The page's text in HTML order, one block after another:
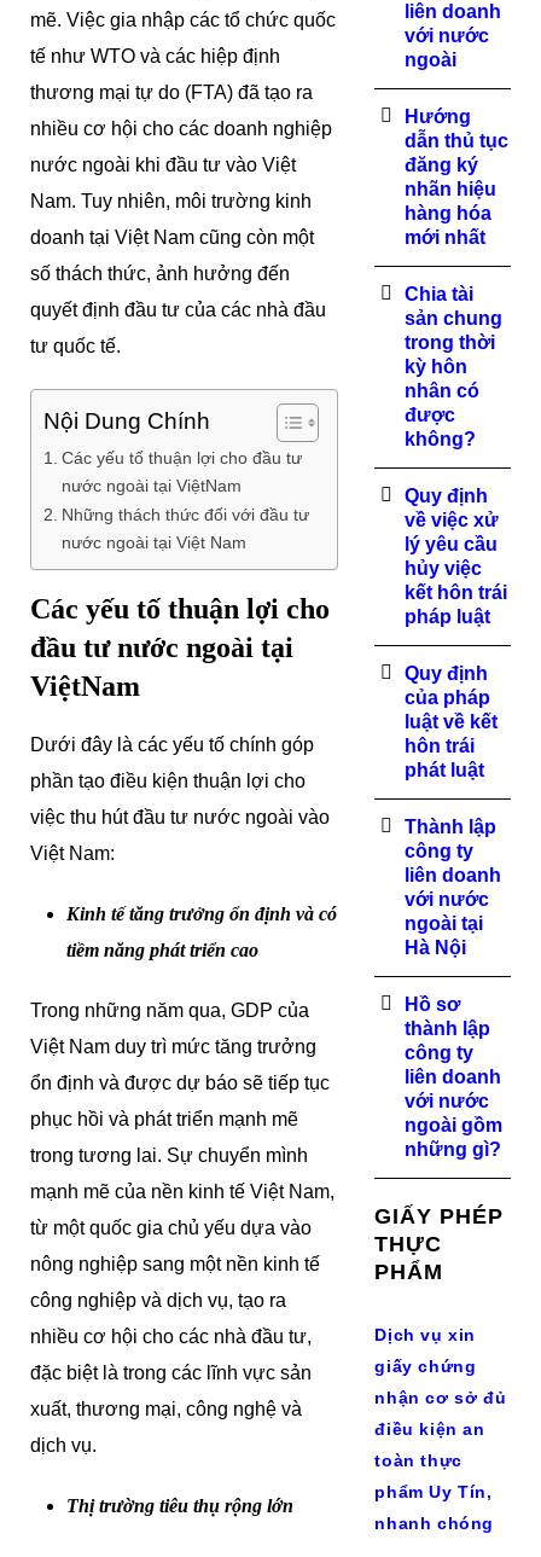
mẽ. Việc gia nhập các tổ chức quốc
tế như WTO và các hiệp định
thương mại tự do (FTA) đã tạo ra
nhiều cơ hội cho các doanh nghiệp
nước ngoài khi đầu tư vào Việt
Nam. Tuy nhiên, môi trường kinh
doanh tại Việt Nam cũng còn một
số thách thức, ảnh hưởng đến
quyết định đầu tư của các nhà đầu
tư quốc tế.
Nội Dung Chính
Các yếu tố thuận lợi cho đầu tư
nước ngoài tại ViệtNam
Những thách thức đối với đầu tư
nước ngoài tại Việt Nam
Các yếu tố thuận lợi cho
đầu tư nước ngoài tại
ViệtNam
Dưới đây là các yếu tố chính góp
phần tạo điều kiện thuận lợi cho
việc thu hút đầu tư nước ngoài vào
Việt Nam:
Kinh tế tăng trưởng ổn định và có
tiềm năng phát triển cao
Trong những năm qua, GDP của
Việt Nam duy trì mức tăng trưởng
ổn định và được dự báo sẽ tiếp tục
phục hồi và phát triển mạnh mẽ
trong tương lai. Sự chuyển mình
mạnh mẽ của nền kinh tế Việt Nam,
từ một quốc gia chủ yếu dựa vào
nông nghiệp sang một nền kinh tế
công nghiệp và dịch vụ, tạo ra
nhiều cơ hội cho các nhà đầu tư,
đặc biệt là trong các lĩnh vực sản
xuất, thương mại, công nghệ và
dịch vụ.
Thị trường tiêu thụ rộng lớn
liên doanh
với nước
ngoài
Hướng
dẫn thủ tục
đăng ký
nhãn hiệu
hàng hóa
mới nhất
Chia tài
sản chung
trong thời
kỳ hôn
nhân có
được
không?
Quy định
về việc xử
lý yêu cầu
hủy việc
kết hôn trái
pháp luật
Quy định
của pháp
luật về kết
hôn trái
phát luật
Thành lập
công ty
liên doanh
với nước
ngoài tại
Hà Nội
Hồ sơ
thành lập
công ty
liên doanh
với nước
ngoài gồm
những gì?
GIẤY PHÉP
THỰC
PHẨM
Dịch vụ xin
giấy chứng
nhận cơ sở đủ
điều kiện an
toàn thực
phẩm Uy Tín,
nhanh chóng